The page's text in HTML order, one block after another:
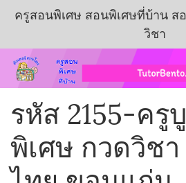
ครูสอนพิเศษ สอนพิเศษที่บ้าน ส
วิชา
รหัส 2155-ครู
พิเศษ กวดวิช